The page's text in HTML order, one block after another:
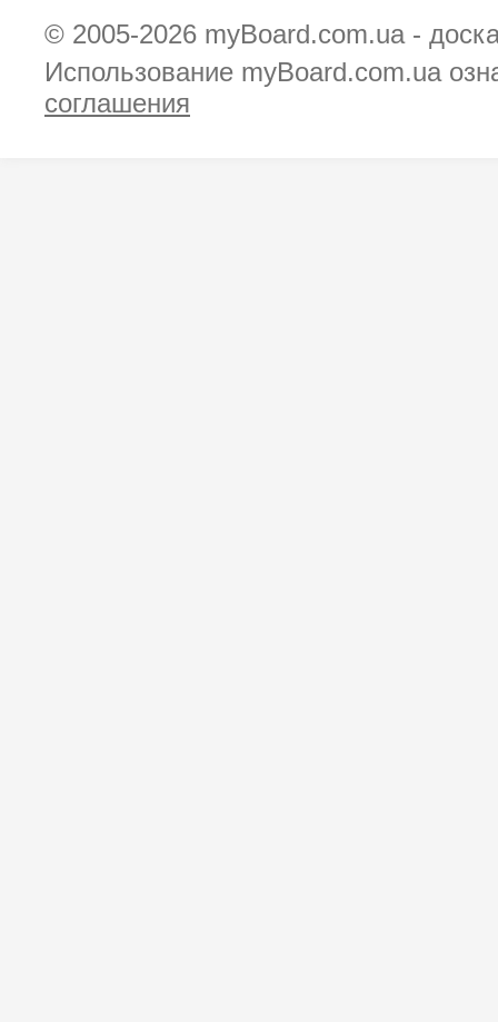
© 2005-2026 myBoard.com.ua -
Использование myBoard.com.ua
соглашения